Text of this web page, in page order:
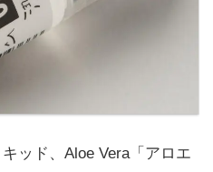
ッド、Aloe Vera「アロエ